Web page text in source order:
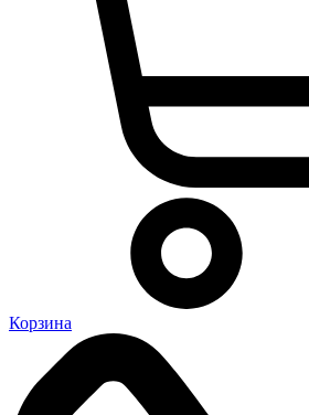
Корзина